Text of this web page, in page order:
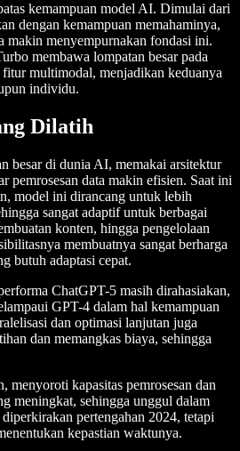
kemampuan model AI. Dimulai dari
dengan kemampuan memahaminya,
makin menyempurnakan fondasi ini.
membawa lompatan besar pada
fitur multimodal, menjadikan keduanya
individu.
Dilatih
besar di dunia AI, memakai arsitektur
pemrosesan data makin efisien. Saat ini
model ini dirancang untuk lebih
sangat adaptif untuk berbagai
konten, hingga pengelolaan
membuatnya sangat berharga
butuh adaptasi cepat.
ChatGPT-5 masih dirahasiakan,
GPT-4 dalam hal kemampuan
dan optimasi lanjutan juga
dan memangkas biaya, sehingga
kapasitas pemrosesan dan
meningkat, sehingga unggul dalam
pertengahan 2024, tetapi
kepastian waktunya.